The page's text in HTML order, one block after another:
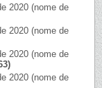
2020 (nome de
2020 (nome de
2020 (nome de
2020 (nome de